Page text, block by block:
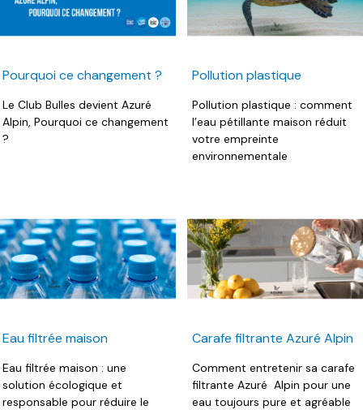
Pourquoi ce changement ?
Le Club Bulles devient Azuré
Alpin, Pourquoi ce changement
?
Pollution plastique
Pollution plastique : comment
l’eau pétillante maison réduit
votre empreinte
environnementale
Eau filtrée maison
Eau filtrée maison : une
solution écologique et
responsable pour réduire le
Carafe filtrante Azuré Alpin
Comment entretenir sa carafe
filtrante Azuré Alpin pour une
eau toujours pure et agréable